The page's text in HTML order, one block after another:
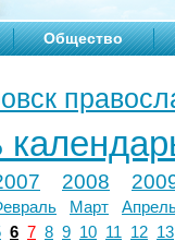
Общество
2008
Март
6 7 8 9 10 11 12 13